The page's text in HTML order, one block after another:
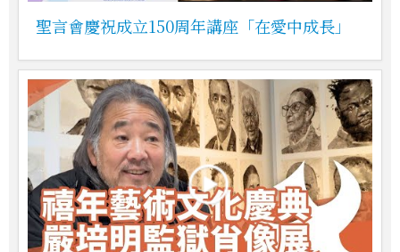
聖言會慶祝成立150周年講座「在愛中成長」